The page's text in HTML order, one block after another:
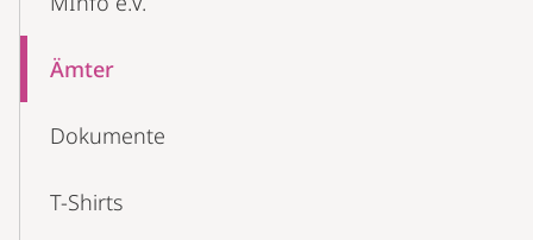
Navigation
Ämter
Dokumente
T-Shirts